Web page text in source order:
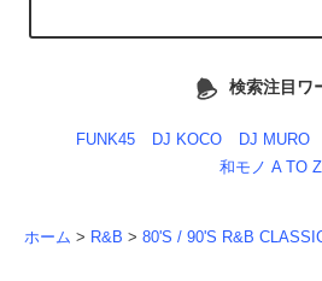
検索注目ワ
FUNK45 DJ KOCO DJ MURO
和モノ A TO Z
ホーム > R&B > 80'S / 90'S R&B